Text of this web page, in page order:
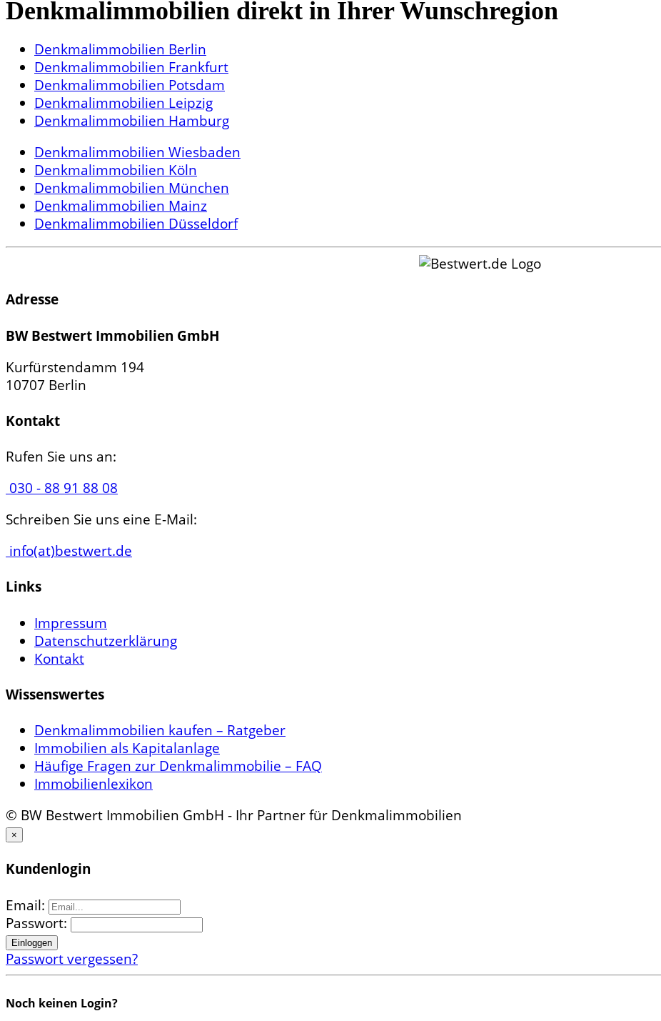
Denkmalimmobilien direkt in Ihrer Wunschregion
Denkmalimmobilien Berlin
Denkmalimmobilien Frankfurt
Denkmalimmobilien Potsdam
Denkmalimmobilien Leipzig
Denkmalimmobilien Hamburg
Denkmalimmobilien Wiesbaden
Denkmalimmobilien Köln
Denkmalimmobilien München
Denkmalimmobilien Mainz
Denkmalimmobilien Düsseldorf
Adresse
BW Bestwert Immobilien GmbH
Kurfürstendamm 194
10707 Berlin
Kontakt
Rufen Sie uns an:
030 - 88 91 88 08
Schreiben Sie uns eine E-Mail:
info(at)bestwert.de
Links
Impressum
Datenschutzerklärung
Kontakt
Wissenswertes
Denkmalimmobilien kaufen – Ratgeber
Immobilien als Kapitalanlage
Häufige Fragen zur Denkmalimmobilie – FAQ
Immobilienlexikon
© BW Bestwert Immobilien GmbH - Ihr Partner für Denkmalimmobilien
×
Kundenlogin
Email:
Passwort:
Passwort vergessen?
Noch keinen Login?